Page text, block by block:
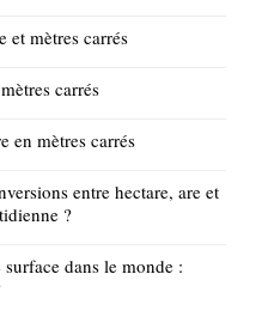
et mètres carrés
carrés
en mètres carrés
entre hectare, are et
?
dans le monde :